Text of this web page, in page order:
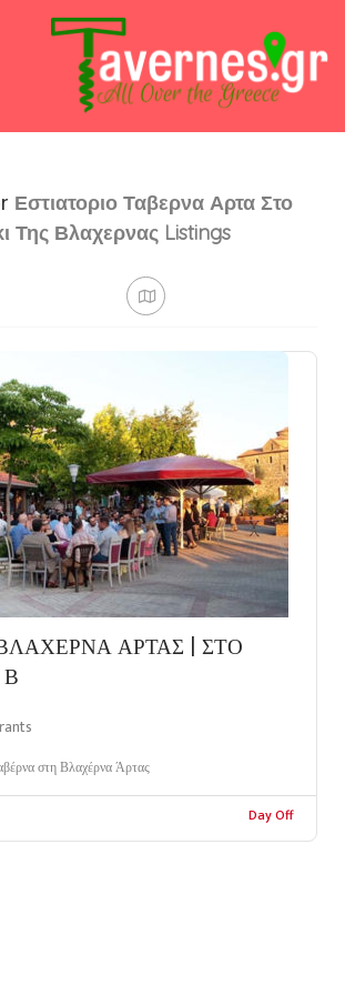
Εστιατοριο Ταβερνα Αρτα Στο
Της Βλαχερνας Listings
ΑΡΤΑΣ | ΣΤΟ
στη Βλαχέρνα Άρτας
Day Off